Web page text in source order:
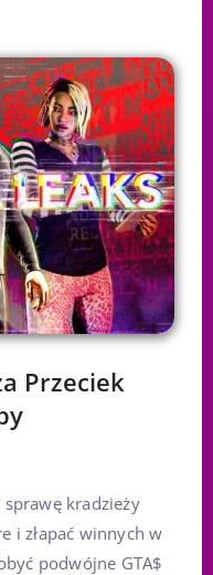
Przeciek
kradzieży
i złapać winnych w
podwójne GTA$